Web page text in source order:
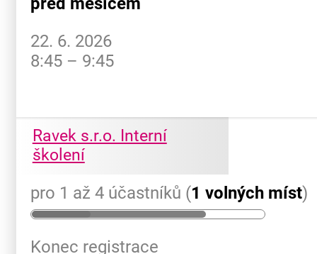
22. 6. 2026
8:45 – 9:45
Ravek s.r.o. Interní
školení
pro 1 až 4 účastníků (1 volných míst)
Konec registrace